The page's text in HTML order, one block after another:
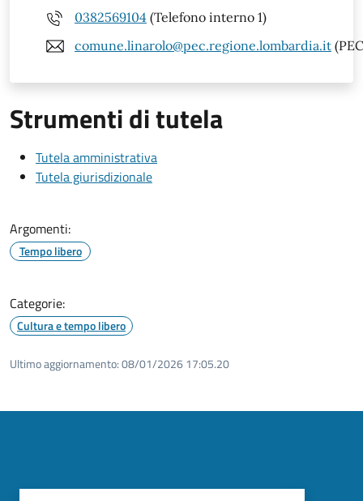
0382569104 (Telefono interno 1)
comune.linarolo@pec.regione.lombardia.it
Strumenti di tutela
Tutela amministrativa
Tutela giurisdizionale
Argomenti:
Tempo libero
Categorie:
Cultura e tempo libero
Ultimo aggiornamento:08/01/2026 17:05.20